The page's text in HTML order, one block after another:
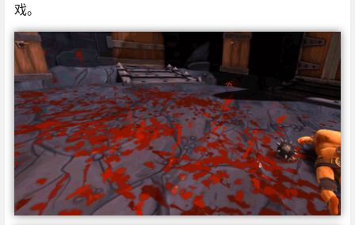
戏。